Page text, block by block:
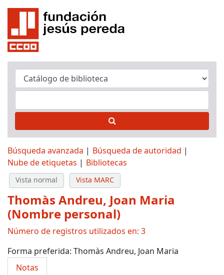
Búsqueda avanzada
Búsqueda de autoridad
Nube de etiquetas
Bibliotecas
Vista normal Vista MARC
Thomàs Andreu, Joan Maria
(Nombre personal)
Número de registros utilizados en: 3
Forma preferida: Thomàs Andreu, Joan Maria
Notas